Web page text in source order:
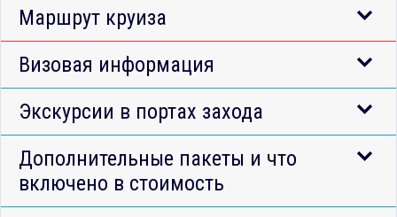
Маршрут круиза
Визовая информация
Экскурсии в портах захода
Дополнительные пакеты и что
включено в стоимость